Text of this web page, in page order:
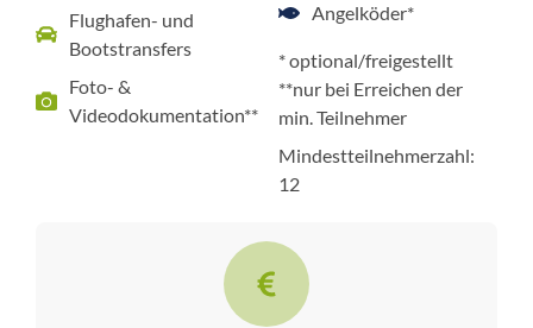
Flughafen- und
Bootstransfers
Foto- &
Videodokumentation**
Angelköder*
* optional/freigestellt
**nur bei Erreichen der
min. Teilnehmer
Mindestteilnehmerzahl:
12